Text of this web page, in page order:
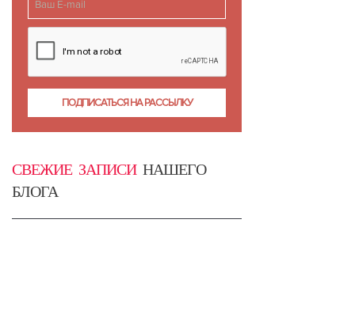
СВЕЖИЕ ЗАПИСИНАШЕГО
БЛОГА